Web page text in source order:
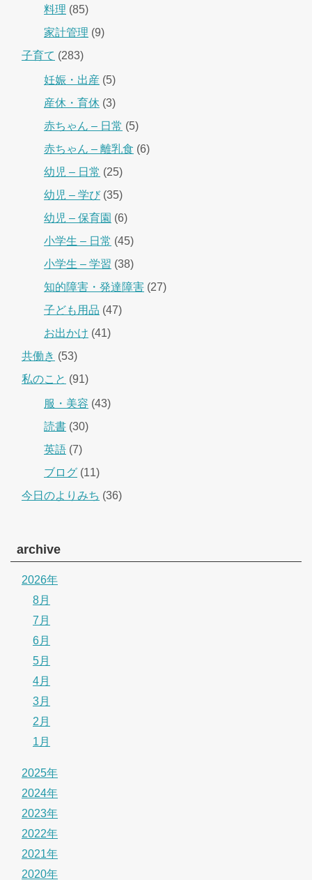
料理 (85)
家計管理 (9)
子育て (283)
妊娠・出産 (5)
産休・育休 (3)
赤ちゃん – 日常 (5)
赤ちゃん – 離乳食 (6)
幼児 – 日常 (25)
幼児 – 学び(35)
幼児 – 保育園 (6)
小学生 – 日常 (45)
小学生 – 学習 (38)
知的障害・発達障害 (27)
子ども用品 (47)
お出かけ (41)
共働き (53)
私のこと (91)
服・美容 (43)
読書 (30)
英語 (7)
ブログ (11)
今日のよりみち (36)
archive
2026年
8月
7月
6月
5月
4月
3月
2月
1月
2025年
2024年
2023年
2022年
2021年
2020年